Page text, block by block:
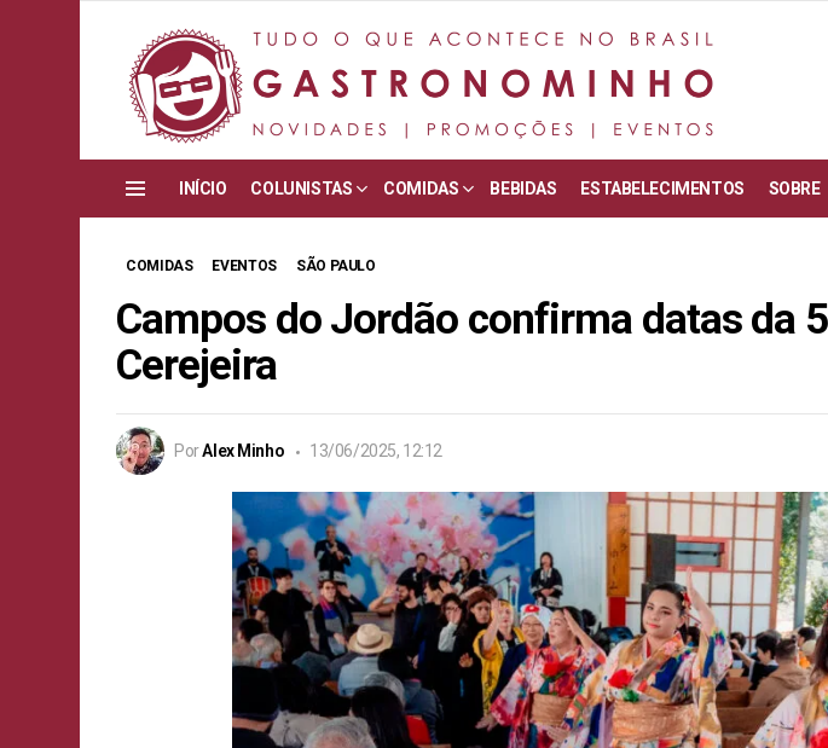
INÍCIO COLUNISTAS COMIDAS BEBIDAS ESTABELECIMENTOS SOBRE
COMIDAS EVENTOS SÃO PAULO
Campos do Jordão confirma datas da
Cerejeira
PorAlex Minho 13/06/2025, 12:12